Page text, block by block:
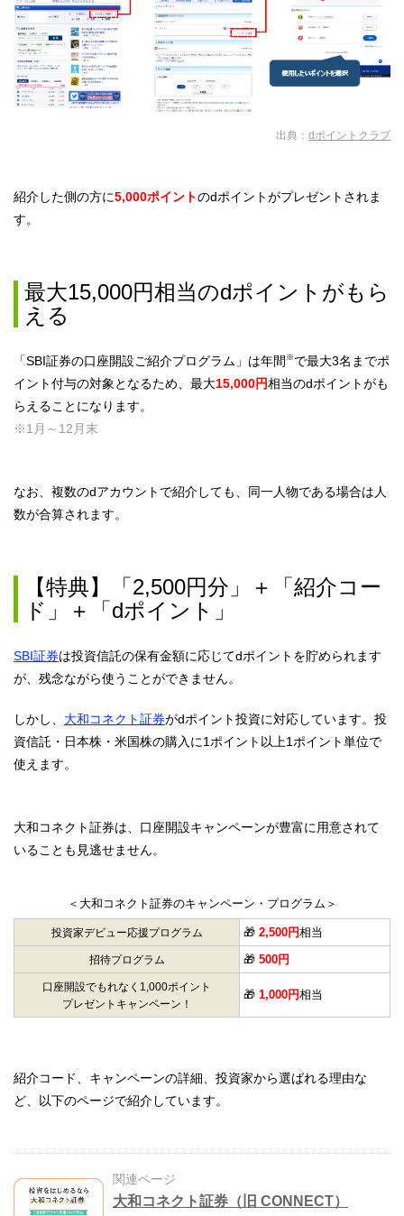
出典： dポイントクラブ
紹介した側の方に5,000ポイントのdポイントがプレゼントされま
す。
最大15,000円相当のdポイントがもら
える
「SBI証券の口座開設ご紹介プログラム」は年間 ※ で最大3名までポ
イント付与の対象となるため、最大15,000円相当のdポイントがも
らえることになります。
※1月～12月末
なお、複数のdアカウントで紹介しても、同一人物である場合は人
数が合算されます。
【特典】「2,500円分」＋「紹介コー
ド」＋「dポイント」
SBI証券は投資信託の保有金額に応じてdポイントを貯められます
が、残念ながら使うことができません。
しかし、 大和コネクト証券がdポイント投資に対応しています。投
資信託・日本株・米国株の購入に1ポイント以上1ポイント単位で
使えます。
大和コネクト証券は、口座開設キャンペーンが豊富に用意されて
いることも見逃せません。
＜大和コネクト証券のキャンペーン・プログラム＞
投資家デビュー応援プログラム 🎁 2,500円相当
招待プログラム 🎁 500円
口座開設でもれなく1,000ポイント
プレゼントキャンペーン！
🎁 1,000円相当
紹介コード、キャンペーンの詳細、投資家から選ばれる理由な
ど、以下のページで紹介しています。
関連ページ
大和コネクト証券（旧 CONNECT）